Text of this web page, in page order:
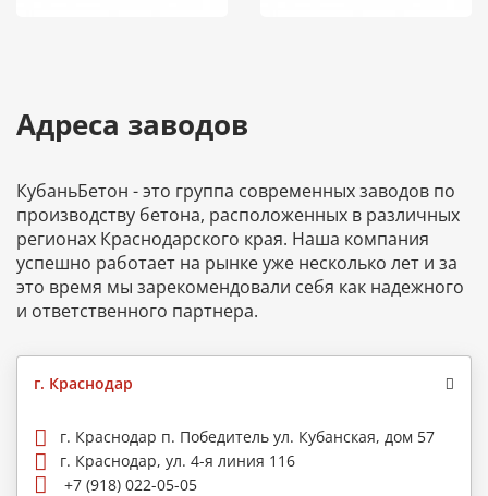
Адреса заводов
КубаньБетон - это группа современных заводов по
производству бетона, расположенных в различных
регионах Краснодарского края. Наша компания
успешно работает на рынке уже несколько лет и за
это время мы зарекомендовали себя как надежного
и ответственного партнера.
г. Краснодар
г. Краснодар п. Победитель ул. Кубанская, дом 57
г. Краснодар, ул. 4-я линия 116
+7 (918) 022-05-05